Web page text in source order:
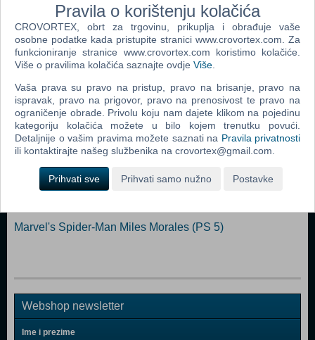
Dodaj u košaricu
Popularno
Returnal (PS 5)
Resident Evil Village (N) (PS 5)
The Nioh Collection (N) (PS 5)
Metro Exodus - Complete Edition (N) (PS 5)
Marvel's Spider-Man Miles Morales (PS 5)
Webshop newsletter
Ime i prezime
Pravila o korištenju kolačića
CROVORTEX, obrt za trgovinu, prikuplja i obrađuje vaše
osobne podatke kada pristupite stranici www.crovortex.com. Za
funkcioniranje stranice www.crovortex.com koristimo kolačiće.
Više o pravilima kolačića saznajte ovdje Više
Vaša prava su pravo na pristup, pravo na brisanje, pravo na
ispravak, pravo na prigovor, pravo na prenosivost te pravo na
ograničenje obrade. Privolu koju nam dajete klikom na pojedinu
kategoriju kolačića možete u bilo kojem trenutku povući.
Detaljnije o vašim pravima možete saznati na Pravila privatnosti
ili kontaktirajte našeg službenika na crovortex@gmail.com.
Prihvati sve Prihvati samo nužno Postavke